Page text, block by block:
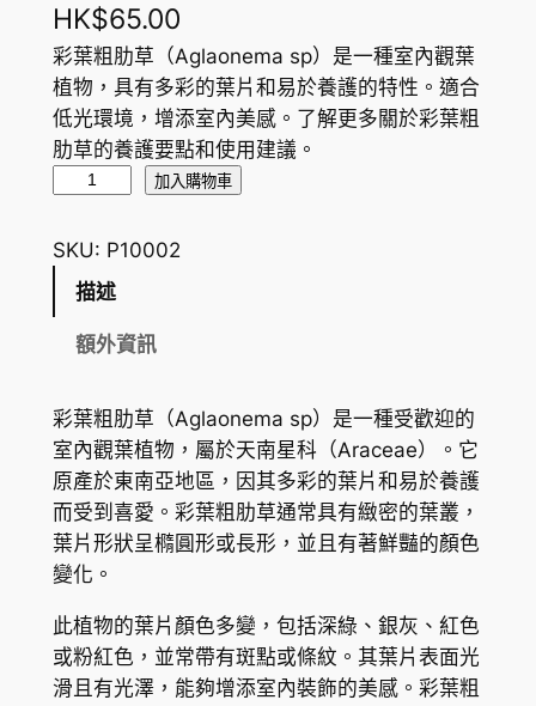
HK$65.00
彩葉粗肋草（Aglaonema sp）是一種室內觀葉
植物，具有多彩的葉片和易於養護的特性。適合
低光環境，增添室內美感。了解更多關於彩葉粗
肋草的養護要點和使用建議。
粗
肋
a
o
n
e
m
a
s
p
.
加入購物車
SKU: P10002
描述
額外資訊
彩葉粗肋草（Aglaonema sp）是一種受歡迎的
室內觀葉植物，屬於天南星科（Araceae）。它
原產於東南亞地區，因其多彩的葉片和易於養護
而受到喜愛。彩葉粗肋草通常具有緻密的葉叢，
葉片形狀呈橢圓形或長形，並且有著鮮豔的顏色
變化。
此植物的葉片顏色多變，包括深綠、銀灰、紅色
或粉紅色，並常帶有斑點或條紋。其葉片表面光
滑且有光澤，能夠增添室內裝飾的美感。彩葉粗